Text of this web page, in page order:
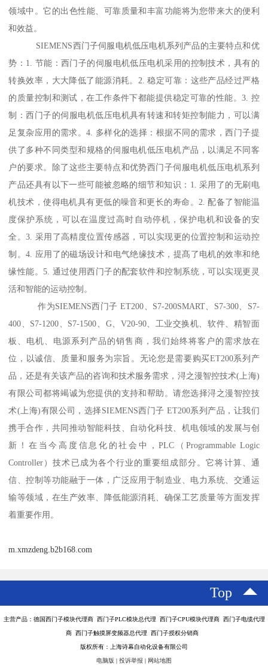
领域中。它的出色性能、可靠质量和丰富功能将为您带来大的便利
和效益。
SIEMENS西门子伺服电机低压电机系列产品的主要特点和优
势：1. 节能：西门子的伺服电机低压电机采用的控制技术，具有的
转换效率，大大降低了能源消耗。2. 稳定可靠：这些产品经过严格
的质量控制和测试，在工作条件下都能提供稳定可靠的性能。3. 控
制：西门子的伺服电机低压电机具有转速和转矩控制能力，可以满
足复杂应用的需求。4. 多样化的选择：根据不同的需求，西门子提
供了多种不同类型和规格的伺服电机低压电机产品，以满足不同客
户的要求。除了这些主要特点和优势西门子伺服电机低压电机系列
产品还具有以下一些可能被忽略的细节和知识：1. 采用了的无刷电
机技术，使得电机具有更低的噪音和更长的寿命。2. 配备了智能温
度保护系统，可以在温度过高时自动停机，保护电机和设备的安
全。3. 采用了高精度位置传感器，可以实现更的位置控制和运动控
制。4. 应用了的磁场设计和电气绝缘技术，提髙了电机的效率和绝
缘性能。5. 通过使用西门子的配套软件和控制系统，可以实现更灵
活和智能的运动控制。
作为SIEMENS西门子 ET200、S7-200SMART、S7-300、S7-
400、S7-1200、S7-1500、G、V20-90、工业交换机、软件、精智面
板、电机、电源系列产品的销售商，我们始终将客户的需求放在
位，以诚信、质量和服务为宗旨。无论您是需要购买ET200系列产
品，还是有关该产品的咨询和技术服务需求，浔之漫智控技术(上海)
有限公司都将竭诚为您提供的支持和帮助。请您选择浔之漫智控技
术(上海)有限公司，选择SIEMENS西门子 ET200系列产品，让我们
携手合作，共同推动智能科技、自动化科技、机电领域的发展与创
新！在当今高度信息化的社会中，PLC（Programmable Logic
Controller）技术已成为各个行业的重要组成部分。它将计算、通
信、控制等功能融于一体，广泛应用于制造业、电力系统、交通运
输等领域，在生产效率、降低能源消耗、确保工艺质量等方面发挥
着重要作用。
m.xmzdeng.b2b168.com
Top
主营产品：德国西门子模块代理商 西门子PLC模块总代理 西门子CPU模块代理商 西门子电缆代理
商 西门子触摸屏变频器总代理 西门子授权分销商
版权所有：上海诗幕自动化设备有限公司
电脑版 | 投诉举报 | 网站地图